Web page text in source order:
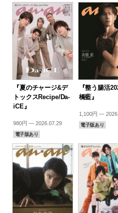
『夏のチャージ&デ
トックスRecipe/Da-
iCE』
980円 — 2026.07.29
電子版あり
『整う腸活
橋藍』
1,100円 —
電子版あり